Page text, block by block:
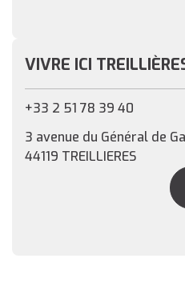
VIVRE ICI
+33 2 51 78 39 40
3 avenue du Général de
44119 TREILLIERES